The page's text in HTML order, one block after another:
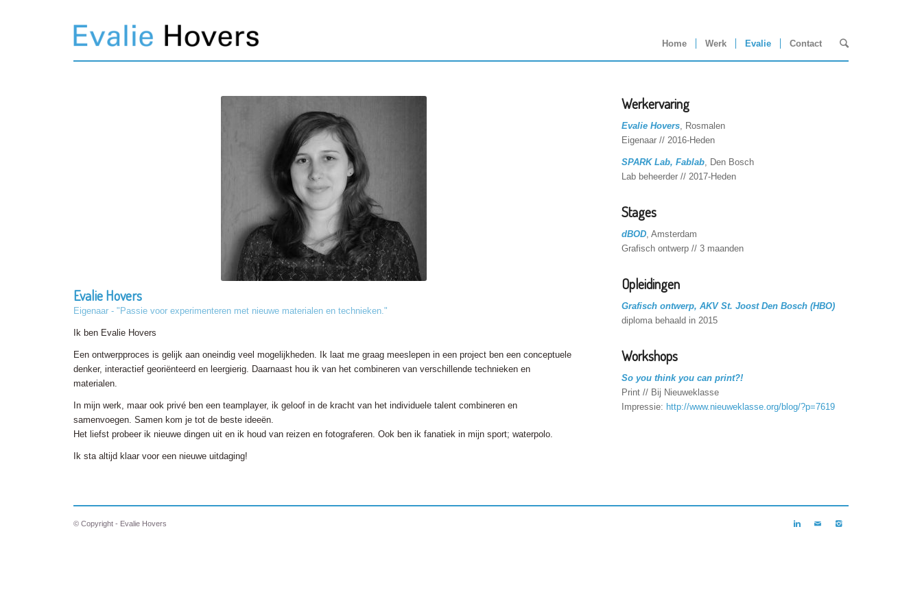
Home Werk Evalie Contact
Evalie Hovers
Eigenaar - "Passie voor experimenteren met nieuwe materialen en technieken."
Ik ben Evalie Hovers
Een ontwerpproces is gelijk aan oneindig veel mogelijkheden. Ik laat me graag meeslepen in een project ben een conceptuele
denker, interactief georiënteerd en leergierig. Daarnaast hou ik van het combineren van verschillende technieken en
materialen.
In mijn werk, maar ook privé ben een teamplayer, ik geloof in de kracht van het individuele talent combineren en
samenvoegen. Samen kom je tot de beste ideeën.
Het liefst probeer ik nieuwe dingen uit en ik houd van reizen en fotograferen. Ook ben ik fanatiek in mijn sport; waterpolo.
Ik sta altijd klaar voor een nieuwe uitdaging!
Werkervaring
Evalie Hovers, Rosmalen
Eigenaar // 2016-Heden
SPARK Lab, Fablab, Den Bosch
Lab beheerder // 2017-Heden
Stages
dBOD, Amsterdam
Grafisch ontwerp // 3 maanden
Opleidingen
Grafisch ontwerp, AKV St. Joost Den Bosch (HBO)
diploma behaald in 2015
Workshops
So you think you can print?!
Print // Bij Nieuweklasse
Impressie: http://www.nieuweklasse.org/blog/?p=7619
© Copyright - Evalie Hovers